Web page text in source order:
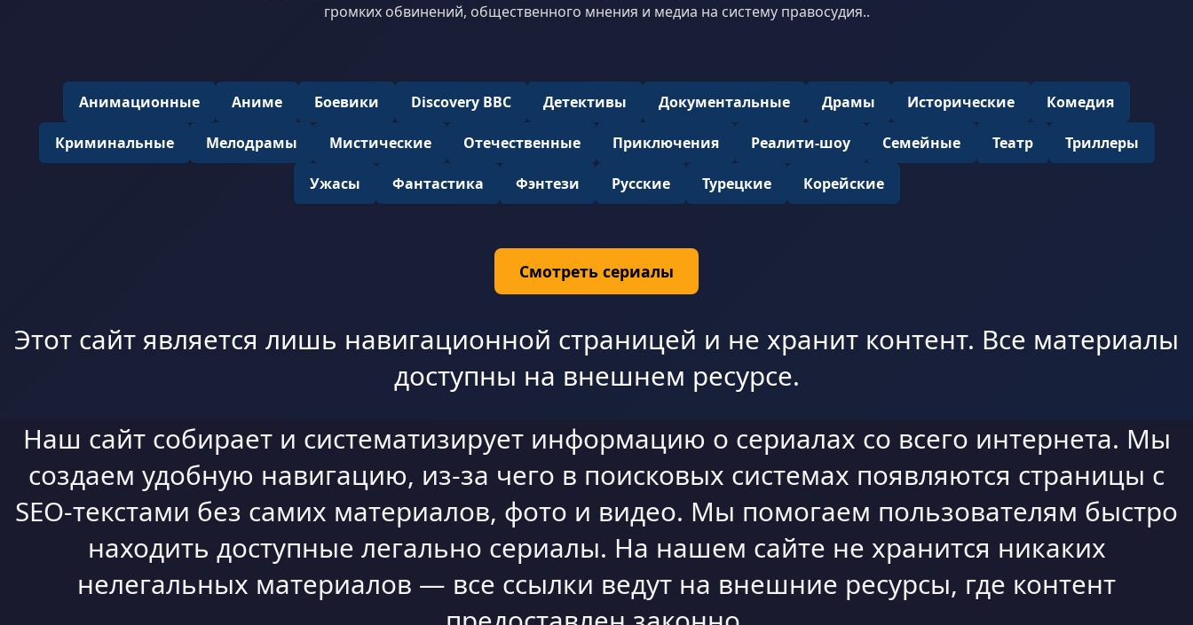
громких обвинений, общественного мнения и медиа на систему правосудия..
Анимационные Аниме Боевики Discovery BBC Детективы Документальные Драмы Исторические Комедия
Криминальные Мелодрамы Мистические Отечественные Приключения Реалити-шоу Семейные Театр Триллеры
Ужасы Фантастика Фэнтези Русские Турецкие Корейские
Смотреть сериалы
Этот сайт является лишь навигационной страницей и не хранит контент. Все материалы
доступны на внешнем ресурсе.
Наш сайт собирает и систематизирует информацию о сериалах со всего интернета. Мы
создаем удобную навигацию, из-за чего в поисковых системах появляются страницы с
SEO-текстами без самих материалов, фото и видео. Мы помогаем пользователям быстро
находить доступные легально сериалы. На нашем сайте не хранится никаких
нелегальных материалов — все ссылки ведут на внешние ресурсы, где контент